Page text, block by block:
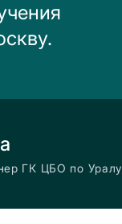
ГК ЦБО по Уралу